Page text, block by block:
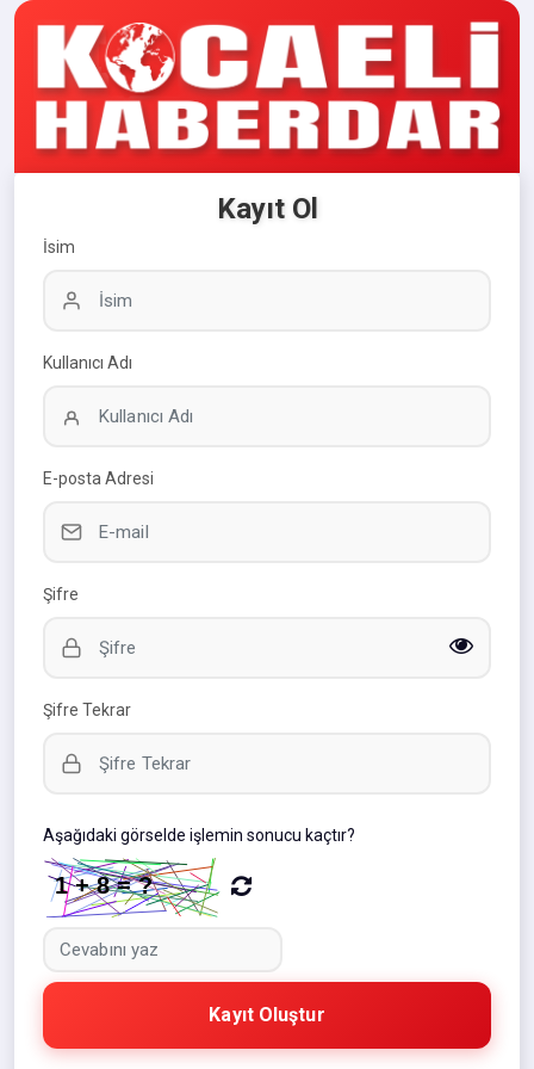
Kayıt Ol
İsim
Kullanıcı Adı
E-posta Adresi
Şifre
Şifre Tekrar
Aşağıdaki görselde işlemin sonucu kaçtır?
Kayıt Oluştur